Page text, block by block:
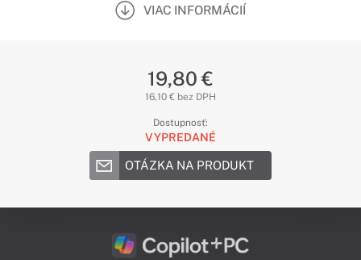
VIAC INFORMÁCIÍ
19,80 €
16,10 € bez DPH
Dostupnosť:
VYPREDANÉ
OTÁZKA NA PRODUKT